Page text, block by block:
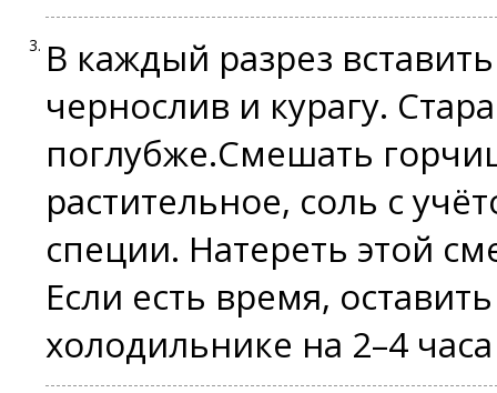
В каждый разрез
чернослив и курагу.
поглубже.Смешать
растительное, соль с
специи. Натереть этой
Если есть время,
холодильнике на 2–4